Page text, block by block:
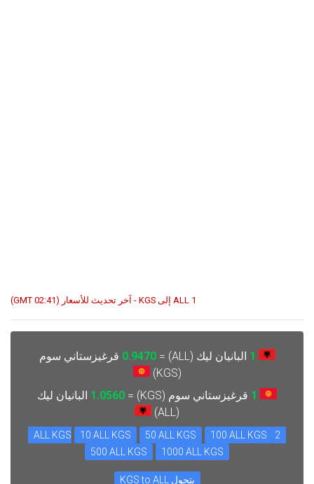
1 ALL إلى KGS - آخر تحديث للأسعار (02:41 GMT)
1 البانيان ليك (ALL) = 0.9470 قرغيزستاني سوم
(KGS)
1 قرغيزستاني سوم (KGS) = 1.0560 البانيان ليك
(ALL)
2 ALL KGS
10 ALL KGS 50 ALL KGS
100 ALL KGS
500 ALL KGS
1000 ALL KGS
يتحول KGS to ALL